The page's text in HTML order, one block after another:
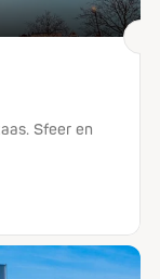
Sfeer en